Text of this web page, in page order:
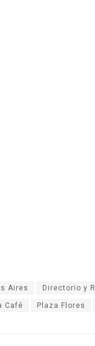
Aires Directorio y
Café Plaza Flores